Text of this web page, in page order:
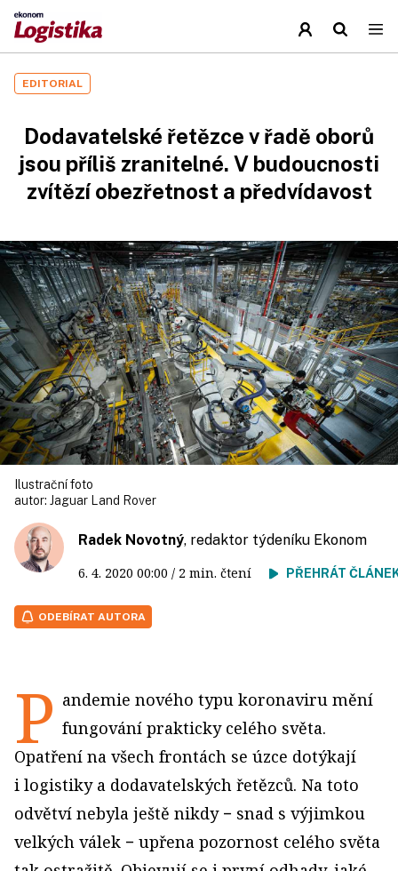
EDITORIAL
Dodavatelské řetězce v řadě oborů
jsou příliš zranitelné. V budoucnosti
zvítězí obezřetnost a předvídavost
Ilustrační foto
autor: Jaguar Land Rover
Radek Novotný, redaktor týdeníku Ekonom
6. 4. 2020 00:00 / 2 min. čtení PŘEHRÁT
ODEBÍRAT AUTORA
P andemie nového typu koronaviru mění
fungování prakticky celého světa.
Opatření na všech frontách se úzce dotýkají
i logistiky a dodavatelských řetězců. Na toto
odvětví nebyla ještě nikdy − snad s výjimkou
velkých válek − upřena pozornost celého světa